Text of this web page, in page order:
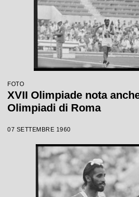
FOTO
XVII Olimpiade nota
Olimpiadi di Roma
07 SETTEMBRE 1960